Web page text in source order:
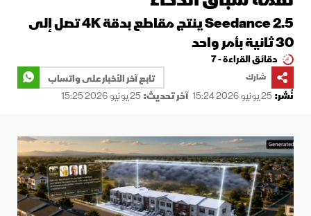
Seedance 2.5 ينتج مقاطع بدقة 4K تصل إلى
30 ثانية بأمر واحد
دقائق القراءة - 7
شارك
تابع آخر الأخبار على واتساب
نُشر:25 يونيو 2026 15:24 آخر تحديث:25 يونيو 2026 15:25